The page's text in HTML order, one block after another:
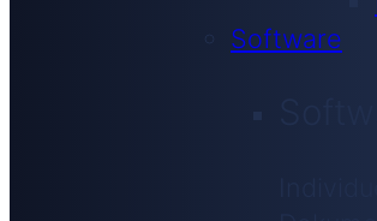
Software